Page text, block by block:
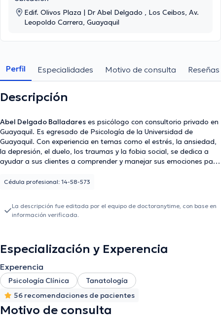
Edif. Olivos Plaza | Dr Abel Delgado , Los Ceibos, Av.
Leopoldo Carrera, Guayaquil
Perfil Especialidades Motivo de consulta Reseñas
Descripción
Abel Delgado Balladares es psicólogo con consultorio privado en
Guayaquil. Es egresado de Psicología de la Universidad de
Guayaquil. Con experiencia en temas como el estrés, la ansiedad,
la depresión, el duelo, los traumas y la fobia social, se dedica a
ayudar a sus clientes a comprender y manejar sus emociones para
en el individuo, el psicólogo se esfuerza por facilitar un camino
Cédula profesional: 14-58-573
La descripción fue editada por el equipo de doctoranytime, con base en
información verificada.
Especialización y Experencia
Experencia
Psicología Clínica
Tanatología
56 recomendaciones de pacientes
Motivo de consulta